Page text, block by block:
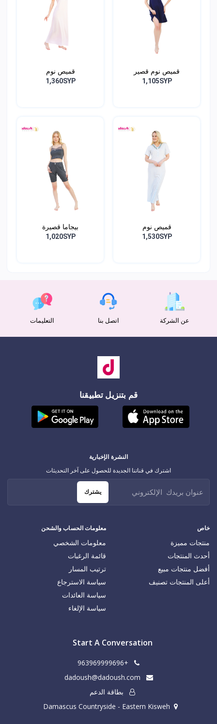
قميص نوم قصير
1,105SYP
قميص نوم
1,360SYP
قميص نوم
1,530SYP
بيجاما قصيرة
1,020SYP
عن الشركة اتصل بنا التعليمات
قم بتنزيل تطبيقنا
خاص
منتجات مميزة
أحدث المنتجات
أفضل منتجات مبيع
أعلى المنتجات تصنيف
معلومات الحساب والشحن
معلومات الشخصي
قائمة الرغبات
ترتيب المسار
سياسة الاسترجاع
سياسة العائدات
سياسة الإلغاء
النشرة الإخبارية
اشترك في قناتنا الجديدة للحصول على آخر التحديثات
يشترك
Start A Conversation
+963969999696
بطاقة الدعم
Damascus Countryside - Eastern Kisweh